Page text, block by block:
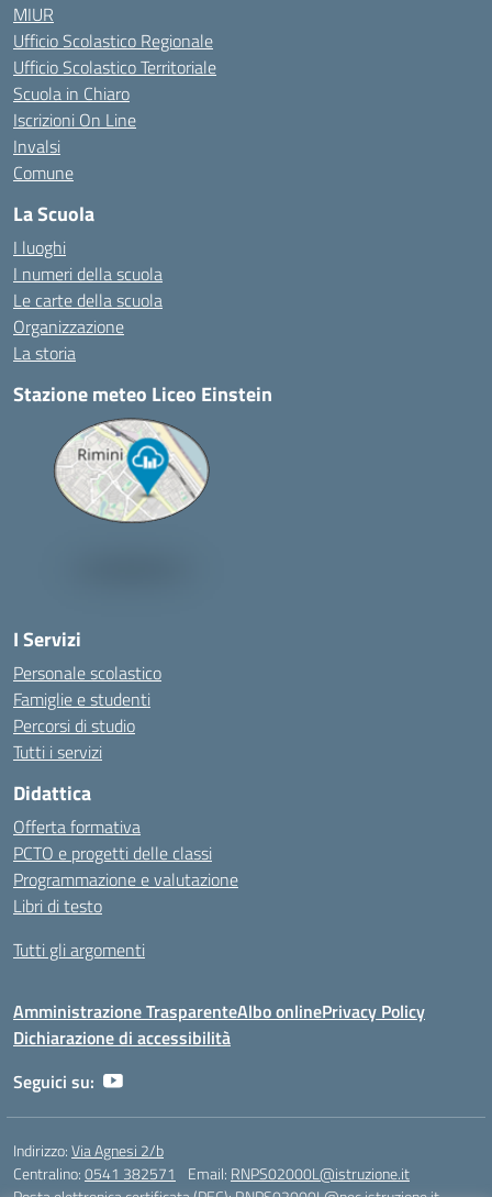
MIUR
Ufficio Scolastico Regionale
Ufficio Scolastico Territoriale
Scuola in Chiaro
Iscrizioni On Line
Invalsi
Comune
La Scuola
I luoghi
I numeri della scuola
Le carte della scuola
Organizzazione
La storia
Stazione meteo Liceo Einstein
I Servizi
Personale scolastico
Famiglie e studenti
Percorsi di studio
Tutti i servizi
Didattica
Offerta formativa
PCTO e progetti delle classi
Programmazione e valutazione
Libri di testo
Tutti gli argomenti
Amministrazione TrasparenteAlbo onlinePrivacy Policy
Dichiarazione di accessibilità
Seguici su:
Indirizzo:Via Agnesi 2/b
Centralino:0541 382571 Email: RNPS02000L@istruzione.it